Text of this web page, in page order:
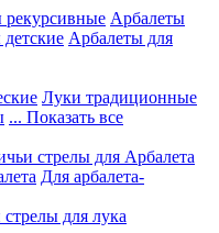
рекурсивные Арбалеты
Арбалеты для
Луки традиционные
... Показать все
стрелы для Арбалета
Для арбалета-
для лука